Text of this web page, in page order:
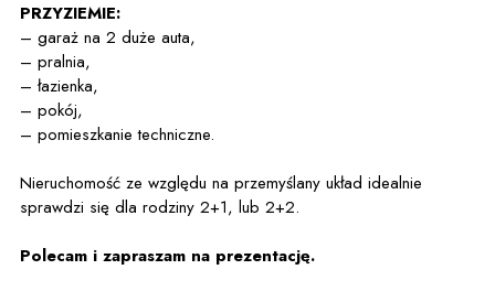
PRZYZIEMIE:
– garaż na 2 duże auta,
– pralnia,
– łazienka,
– pokój,
– pomieszkanie techniczne.
Nieruchomość ze względu na przemyślany układ idealnie
sprawdzi się dla rodziny 2+1, lub 2+2.
Polecam i zapraszam na prezentację.